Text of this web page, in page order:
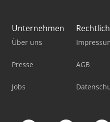
Saugbagger
Standbodenbeutel-Füll-
Stromaggregat 200 Kva
Stromerzeuger Diesel
Unternehmen
Über uns
Presse
Jobs
AGB